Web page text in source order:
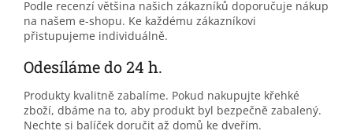
Podle recenzí většina našich zákazníků doporučuje nákup
na našem e-shopu. Ke každému zákazníkovi
přistupujeme individuálně.
Odesíláme do 24 h.
Produkty kvalitně zabalíme. Pokud nakupujte křehké
zboží, dbáme na to, aby produkt byl bezpečně zabalený.
Nechte si balíček doručit až domů ke dveřím.